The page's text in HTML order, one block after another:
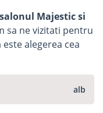
Majestic si
sa ne vizitati pentru
alegerea cea
alb